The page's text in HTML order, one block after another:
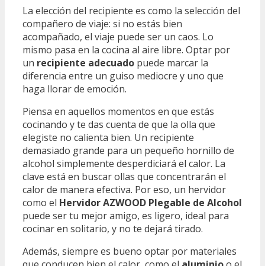
La elección del recipiente es como la selección del
compañero de viaje: si no estás bien
acompañado, el viaje puede ser un caos. Lo
mismo pasa en la cocina al aire libre. Optar por
un recipiente adecuado puede marcar la
diferencia entre un guiso mediocre y uno que
haga llorar de emoción.
Piensa en aquellos momentos en que estás
cocinando y te das cuenta de que la olla que
elegiste no calienta bien. Un recipiente
demasiado grande para un pequeño hornillo de
alcohol simplemente desperdiciará el calor. La
clave está en buscar ollas que concentrarán el
calor de manera efectiva. Por eso, un hervidor
como el Hervidor AZWOOD Plegable de Alcohol
puede ser tu mejor amigo, es ligero, ideal para
cocinar en solitario, y no te dejará tirado.
Además, siempre es bueno optar por materiales